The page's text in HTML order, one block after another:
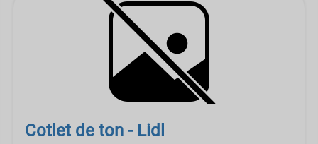
Cotlet de ton - Lidl